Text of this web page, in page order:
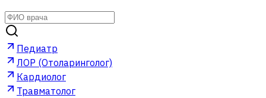
Педиатр
ЛОР (Отоларинголог)
Кардиолог
Травматолог